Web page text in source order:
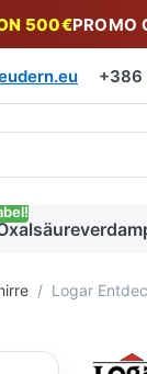
500€PROMO
+386
tippen,
Logar